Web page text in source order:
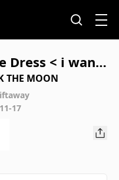
Dress < i want!
>
THE MOON
17